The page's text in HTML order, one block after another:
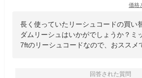
価格
長く使っていたリーシュコードの買い
ダムリーシュはいかがでしょうか？ミ
7ftのリーシュコードなので、おススメ
回答された質問